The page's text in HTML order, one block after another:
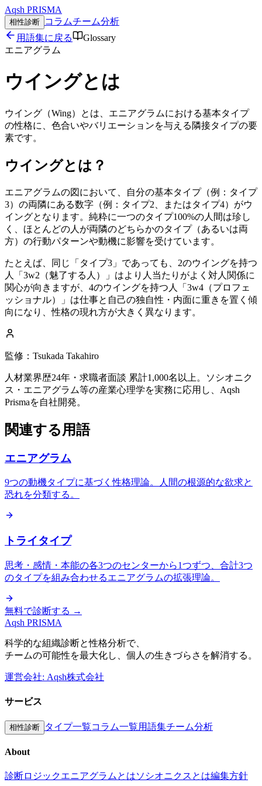
Aqsh PRISMA
相性診断 コラムチーム分析
用語集に戻る
Glossary
エニアグラム
ウイングとは
ウイング（Wing）とは、エニアグラムにおける基本タイプ
の性格に、色合いやバリエーションを与える隣接タイプの要
素です。
ウイングとは？
エニアグラムの図において、自分の基本タイプ（例：タイプ
3）の両隣にある数字（例：タイプ2、またはタイプ4）がウ
イングとなります。純粋に一つのタイプ100%の人間は珍し
く、ほとんどの人が両隣のどちらかのタイプ（あるいは両
方）の行動パターンや動機に影響を受けています。
たとえば、同じ「タイプ3」であっても、2のウイングを持つ
人「3w2（魅了する人）」はより人当たりがよく対人関係に
関心が向きますが、4のウイングを持つ人「3w4（プロフェ
ッショナル）」は仕事と自己の独自性・内面に重きを置く傾
向になり、性格の現れ方が大きく異なります。
監修：Tsukada Takahiro
人材業界歴24年・求職者面談 累計1,000名以上。ソシオニク
ス・エニアグラム等の産業心理学を実務に応用し、Aqsh
Prismaを自社開発。
関連する用語
エニアグラム
9つの動機タイプに基づく性格理論。人間の根源的な欲求と
恐れを分類する。
トライタイプ
思考・感情・本能の各3つのセンターから1つずつ、合計3つ
のタイプを組み合わせるエニアグラムの拡張理論。
無料で診断する →
Aqsh PRISMA
科学的な組織診断と性格分析で、
チームの可能性を最大化し、個人の生きづらさを解消する。
運営会社: Aqsh株式会社
サービス
相性診断 タイプ一覧コラム一覧用語集チーム分析
About
診断ロジックエニアグラムとはソシオニクスとは編集方針